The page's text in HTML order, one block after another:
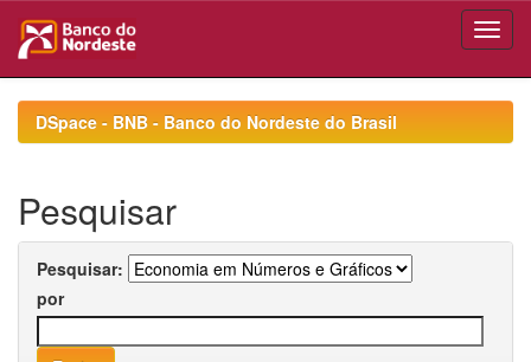
navigationDSpace - BNB - Banco do Nordeste do Brasil
Pesquisar
Pesquisar:
por